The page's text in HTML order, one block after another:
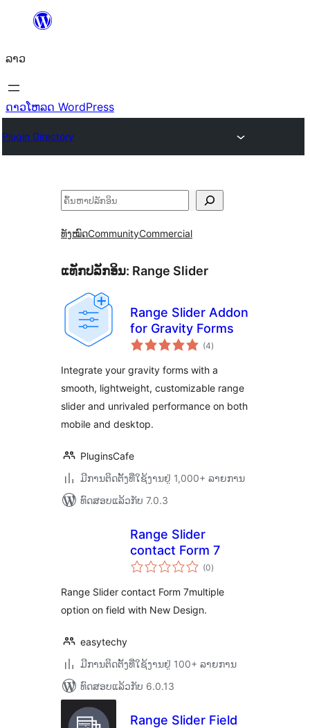
ທີ່
ເນື້ອຫາ
ລາວ
ດາວໂຫລດ WordPress
Plugin Directory
ຄົ້ນຫາ
ທັງໝົດCommunityCommercial
ແທັກປລັກອິນ: Range Slider
Range Slider Addon
for Gravity Forms
(4ຄະແນນ
ທັງໝົດ
)
Integrate your gravity forms with a
smooth, lightweight, customizable range
slider and unrivaled performance on both
mobile and desktop.
PluginsCafe
ມີການຕິດຕັ້ງທີ່ໃຊ້ງານຢູ່ 1,000+ ລາຍການ
ທົດສອບແລ້ວກັບ 7.0.3
Range Slider
contact Form 7
(0ຄະແນນ
ທັງໝົດ
)
Range Slider contact Form 7multiple
option on field with New Design.
easytechy
ມີການຕິດຕັ້ງທີ່ໃຊ້ງານຢູ່ 100+ ລາຍການ
ທົດສອບແລ້ວກັບ 6.0.13
Range Slider Field